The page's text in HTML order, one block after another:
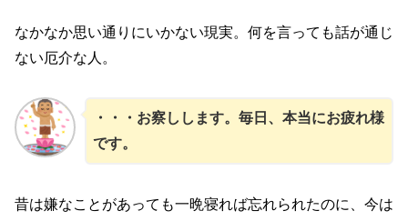
なかなか思い通りにいかない現実。何を言っても話が通じ
ない厄介な人。
・・・お察しします。毎日、本当にお疲れ様
です。
昔は嫌なことがあっても一晩寝れば忘れられたのに、今は